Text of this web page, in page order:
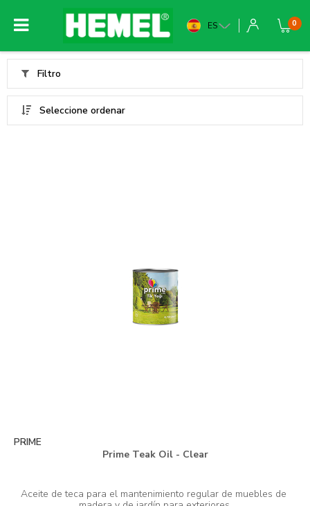
ES 0
Filtro
Seleccione ordenar
PRIME
Prime Teak Oil - Clear
Aceite de teca para el mantenimiento regular de muebles de